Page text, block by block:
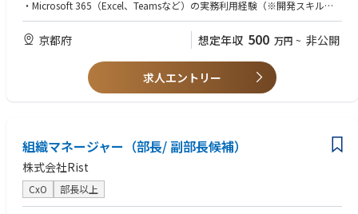
ントとコミュニケーションに関わる課題を抽出し、それらを解決していく
サービスをトータルに提供していくことがミッションです。
・また、お客様の現状調査から、ソリューションの提案、サービス提供、
フォローまでを担い、継続的かつ強い信頼関係を構築いただきます。
【具体的には…】
◇地場に本社がある企業群の戦略立案・支社営業との連携
オの策定と展開方法検討
◇顧客企業の業務プロセスの理解と改善案の立案
◇顧客とのコラボレーション、経営層を招いたセミナー等でのプレゼンテ
ーション、デモ
◇新規ソリューション＆ドキュメントサービス事業の企画および立ち上げ
同社は皆さんの力を最大限に発揮していただくため、働きやすさにこだわ
っています。ワークライフバランスを重視したマネジメント手法を取り入
れ、休みも取りやすい環境を整備するなど、ストレスのない職場を目指し
た取り組みを行っています。また、社員教育にも会社として十分な予算を
確保し、取り組んでいます。そのような取り組みが評価され、2022年から
・Microsoft 365（Excel、Teamsなど）の実務利用経験（※開発スキルは
不要です）
■歓迎
・1人、または少数精鋭での労務体制の経験がある方
・労務の枠に留まらず、総務などバックオフィス全般を幅広く支えるのが
京都府 想定年収 500 万円 ~ 非公開
求人エントリー
組織マネージャー（部長/ 副部長候補）
株式会社Rist
CxO 部長以上